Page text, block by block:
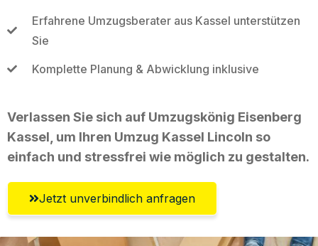
Erfahrene Umzugsberater aus Kassel unterstützen
Sie
Komplette Planung & Abwicklung inklusive
Verlassen Sie sich auf Umzugskönig Eisenberg
Kassel, um Ihren Umzug Kassel Lincoln so
einfach und stressfrei wie möglich zu gestalten.
Jetzt unverbindlich anfragen